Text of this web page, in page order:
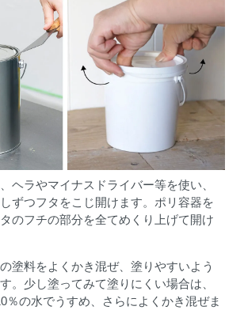
ヘラやマイナスドライバー等を使い、
ずつフタをこじ開けます。ポリ容器を
のフチの部分を全てめくり上げて開け
塗料をよくかき混ぜ、塗りやすいよう
。少し塗ってみて塗りにくい場合は、
％の水でうすめ、さらによくかき混ぜま